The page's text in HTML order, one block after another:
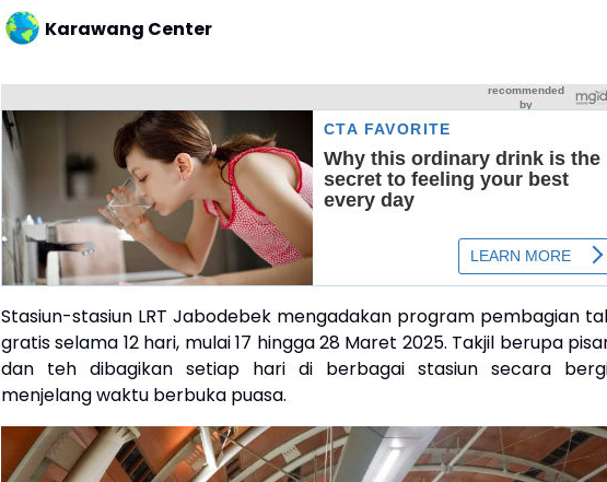
Karawang Center
Stasiun-stasiun LRT Jabodebek mengadakan program pembagian
gratis selama 12 hari, mulai 17 hingga 28 Maret 2025. Takjil berupa
dan teh dibagikan setiap hari di berbagai stasiun secara
menjelang waktu berbuka puasa.